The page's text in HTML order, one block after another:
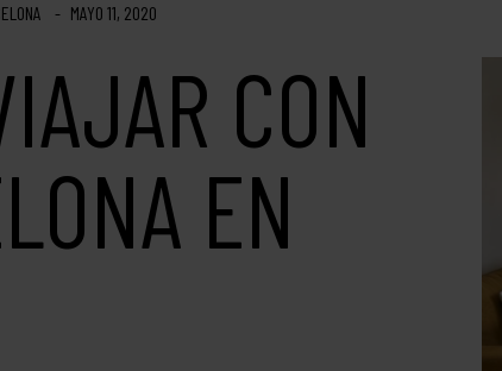
MAYO 11, 2020
CON
EN